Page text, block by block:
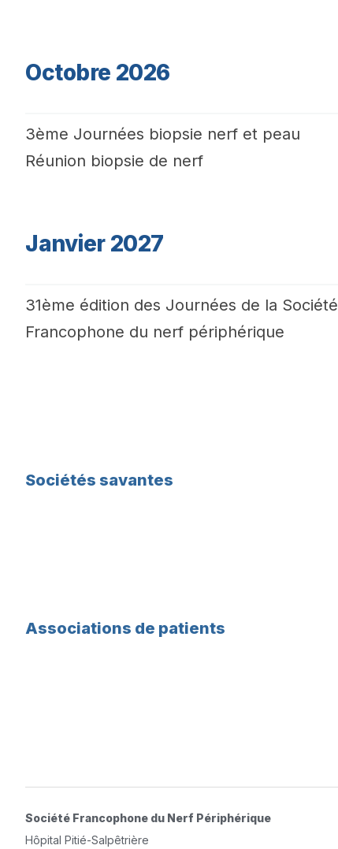
Octobre 2026
3ème Journées biopsie nerf et peau
Réunion biopsie de nerf
Janvier 2027
31ème édition des Journées de la Société
Francophone du nerf périphérique
Sociétés savantes
Associations de patients
Société Francophone du Nerf Périphérique
Hôpital Pitié-Salpêtrière